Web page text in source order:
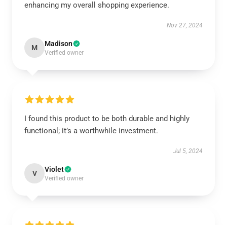
enhancing my overall shopping experience.
Nov 27, 2024
M Madison
Verified owner
I found this product to be both durable and highly
functional; it’s a worthwhile investment.
Jul 5, 2024
V Violet
Verified owner